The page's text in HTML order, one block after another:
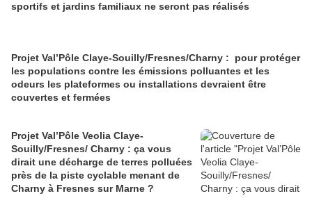
sportifs et jardins familiaux ne seront pas réalisés
Projet Val’Pôle Claye-Souilly/Fresnes/Charny : pour protéger
les populations contre les émissions polluantes et les
odeurs les plateformes ou installations devraient être
couvertes et fermées
Projet Val’Pôle Veolia Claye-
Souilly/Fresnes/ Charny : ça vous
dirait une décharge de terres polluées
près de la piste cyclable menant de
Charny à Fresnes sur Marne ?